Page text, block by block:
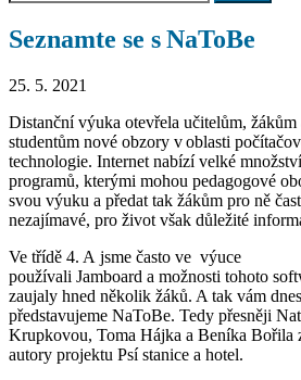
Seznamte se s NaToBe
25. 5. 2021
Distanční výuka otevřela učitelům, žákům
studentům nové obzory v oblasti
technologie. Internet nabízí velké množství
programů, kterými mohou pedagogové
svou výuku a předat tak žákům pro ně
nezajímavé, pro život však důležité
Ve třídě 4. A jsme často ve výuce
používali Jamboard a možnosti tohoto
zaujaly hned několik žáků. A tak vám dnes
představujeme NaToBe. Tedy přesněji
Krupkovou, Toma Hájka a Beníka Bořila
autory projektu Psí stanice a hotel.